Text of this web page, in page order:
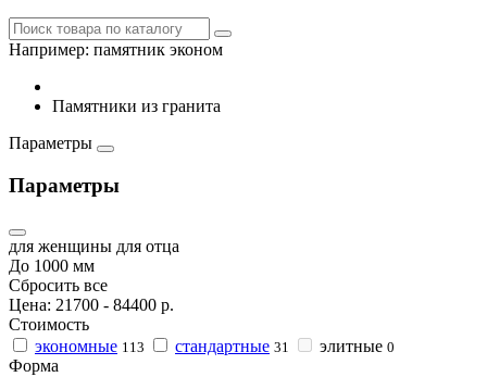
Например: памятник эконом
Памятники из гранита
Параметры
Параметры
для женщины для отца
До 1000 мм
Сбросить все
Цена: 21700 - 84400 р.
Стоимость
экономные 113 стандартные 31 элитные 0
Форма